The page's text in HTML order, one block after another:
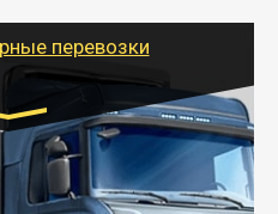
работ при перевозке.
перевозки
Еврофура от 5 до
тонн